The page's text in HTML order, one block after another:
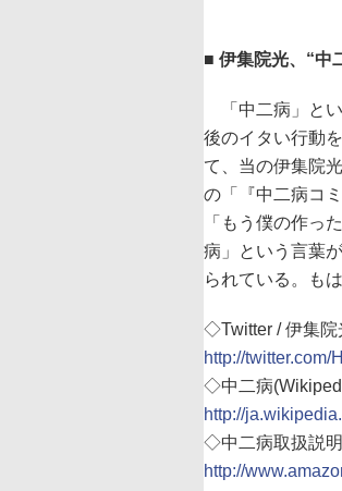
■ 伊集院光、“中
「中二病」とい
後のイタい行動
て、当の伊集院
の「『中二病コ
「もう僕の作っ
病」という言葉
られている。も
◇Twitter / 伊集院
http://
◇中二病
http://
◇中二病取扱説
http://